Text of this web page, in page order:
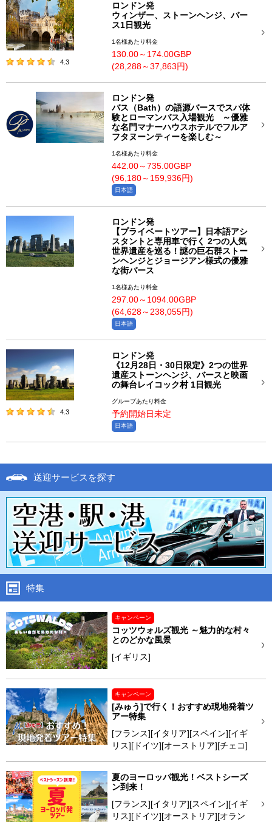
4.3
ロンドン発
ウィンザー、ストーンヘンジ、バー
ス1日観光
1名様あたり料金
130.00～174.00GBP
(28,288～37,863円)
ロンドン発
バス（Bath）の語源バースでスパ体
験とローマンバス入場観光 ～優雅
な名門マナーハウスホテルでフルア
フタヌーンティーを楽しむ～
1名様あたり料金
442.00～735.00GBP
(96,180～159,936円)
日本語
ロンドン発
【プライベートツアー】日本語アシ
スタントと専用車で行く 2つの人気
世界遺産を巡る！謎の巨石群ストー
ンヘンジとジョージアン様式の優雅
な街バース
1名様あたり料金
297.00～1094.00GBP
(64,628～238,055円)
日本語
4.3
ロンドン発
《12月28日・30日限定》2つの世界
遺産ストーンヘンジ、バースと映画
の舞台レイコック村 1日観光
グループあたり料金
予約開始日未定
日本語
送迎サービスを探す
特集
キャンペーン
コッツウォルズ観光 ～魅力的な村々
とのどかな風景
[イギリス]
キャンペーン
[みゅう]で行く！おすすめ現地発着ツ
アー特集
[フランス][イタリア][スペイン][イギ
リス][ドイツ][オーストリア][チェコ]
夏のヨーロッパ観光！ベストシーズ
ン到来！
[フランス][イタリア][スペイン][イギ
リス][ドイツ][オーストリア][オラン